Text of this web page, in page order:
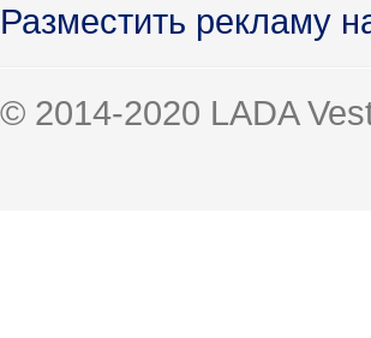
Разместить рекламу
© 2014-2020 LADA